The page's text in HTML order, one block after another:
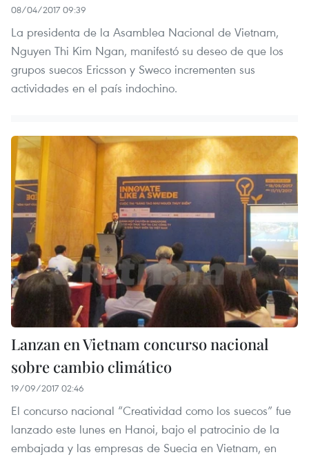
08/04/2017 09:39
La presidenta de la Asamblea Nacional de Vietnam,
Nguyen Thi Kim Ngan, manifestó su deseo de que los
grupos suecos Ericsson y Sweco incrementen sus
actividades en el país indochino.
Lanzan en Vietnam concurso nacional
sobre cambio climático
19/09/2017 02:46
El concurso nacional “Creatividad como los suecos” fue
lanzado este lunes en Hanoi, bajo el patrocinio de la
embajada y las empresas de Suecia en Vietnam, en